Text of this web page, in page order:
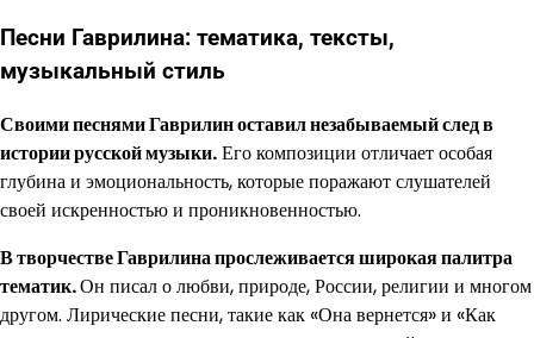
Песни Гаврилина: тематика, тексты,
музыкальный стиль
Своими песнями Гаврилин оставил незабываемый след в
истории русской музыки.Его композиции отличает особая
глубина и эмоциональность, которые поражают слушателей
своей искренностью и проникновенностью.
В творчестве Гаврилина прослеживается широкая палитра
тематик.Он писал о любви, природе, России, религии и многом
другом. Лирические песни, такие как «Она вернется» и «Как